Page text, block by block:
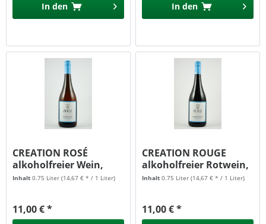
In den In den
CREATION ROSÉ
alkoholfreier Wein,
Zotz
Inhalt0.75 Liter(14,67 € * / 1 Liter)
11,00 € *
CREATION ROUGE
alkoholfreier Rotwein,
Zotz
Inhalt0.75 Liter(14,67 € * / 1 Liter)
11,00 € *